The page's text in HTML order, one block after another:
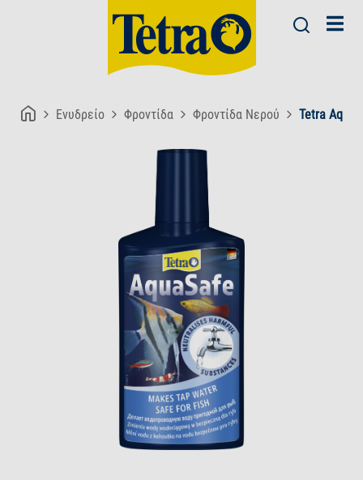
Ενυδρείο Φροντίδα Φροντίδα Νερού Tetra